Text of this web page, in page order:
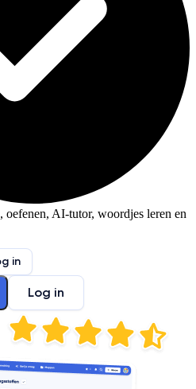
oefenen, AI-tutor, woordjes leren en
in
Log in